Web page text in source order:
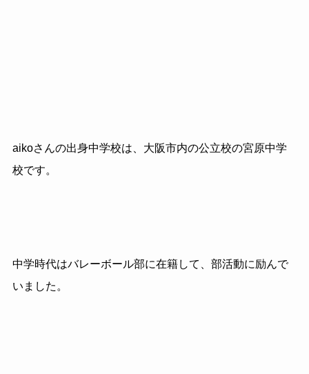
aikoさんの出身中学校は、大阪市内の公立校の宮原中学
校です。
中学時代はバレーボール部に在籍して、部活動に励んで
いました。